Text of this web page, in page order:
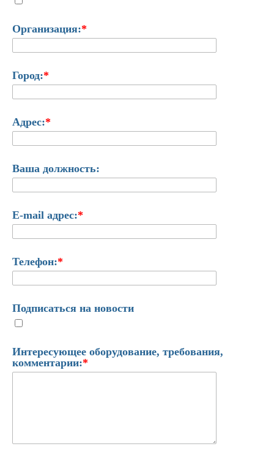
Организация:*
Город:*
Адрес:*
Ваша должность:
E-mail адрес:*
Телефон:*
Подписаться на новости
Интересующее оборудование, требования,
комментарии:*